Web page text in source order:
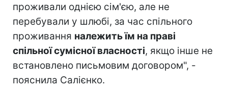
проживали однією сім'єю, але не
перебували у шлюбі, за час спільного
проживання належить їм на праві
спільної сумісної власності, якщо інше не
встановлено письмовим договором", -
пояснила Салієнко.